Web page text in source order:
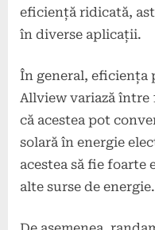
eficiență ridicată,
în diverse aplicații.
În general,
Allview variază între
că acestea pot
solară în energie
acestea să fie foarte
alte surse de energie.